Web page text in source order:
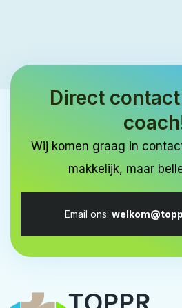
Direct
Wij komen graag in
makkelijk, maar
Email ons: